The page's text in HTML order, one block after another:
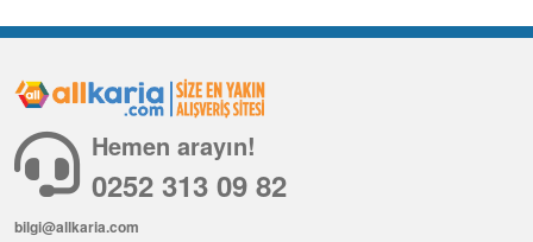
Hemen arayın!
0252 313 09 82
bilgi@allkaria.com